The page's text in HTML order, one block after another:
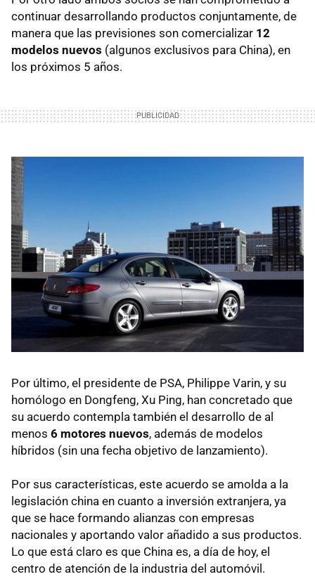
continuar desarrollando productos conjuntamente, de
manera que las previsiones son comercializar 12
modelos nuevos (algunos exclusivos para China), en
los próximos 5 años.
Por último, el presidente de PSA, Philippe Varin, y su
homólogo en Dongfeng, Xu Ping, han concretado que
su acuerdo contempla también el desarrollo de al
menos 6 motores nuevos, además de modelos
híbridos (sin una fecha objetivo de lanzamiento).
Por sus características, este acuerdo se amolda a la
legislación china en cuanto a inversión extranjera, ya
que se hace formando alianzas con empresas
nacionales y aportando valor añadido a sus productos.
Lo que está claro es que China es, a día de hoy, el
centro de atención de la industria del automóvil.